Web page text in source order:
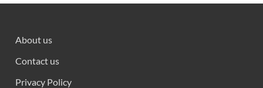
About us
Contact us
Privacy Policy